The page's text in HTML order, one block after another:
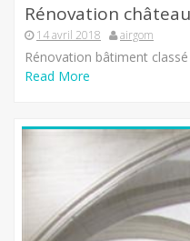
Rénovation
14 avril 2018 airgom
Rénovation bâtiment
Read More